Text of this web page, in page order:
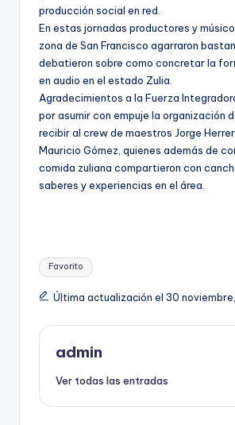
producción social en red.
En estas jornadas productores y
zona de San Francisco agarraron
debatieron sobre como concretar la
en audio en el estado Zulia.
Agradecimientos a la Fuerza
por asumir con empuje la organización
recibir al crew de maestros Jorge
Mauricio Gómez, quienes además de
comida zuliana compartieron con
saberes y experiencias en el área.
Etiquetas:
Favorito
Última actualización el 30
admin
Ver todas las entradas